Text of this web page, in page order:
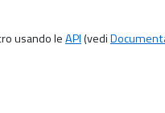
usando leAPI(vedi